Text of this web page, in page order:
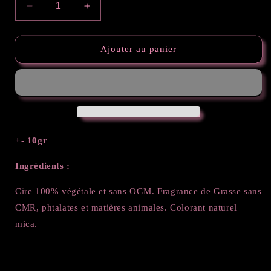
Réduire
la
quantité
Mini
Augmenter
la
quantité
Mini
Ajouter au panier
+- 10gr
Ingrédients :
Cire 100% végétale et sans OGM. Fragrance de Grasse sans
CMR, phtalates et matières animales. Colorant naturel
mica.